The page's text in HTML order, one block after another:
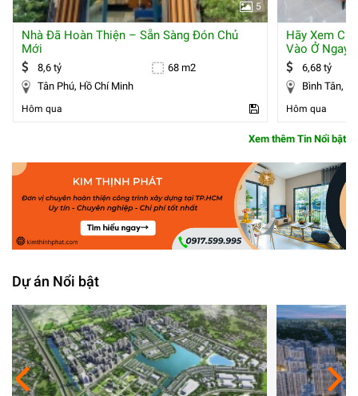
5
Nhà Đã Hoàn Thiện – Sẵn Sàng Đón Chủ
Mới
8,6 tỷ
68 m2
Tân Phú, Hồ Chí Minh
Hôm qua
Hãy Xem
Vào Ở Ngay
6,68 tỷ
Hôm qua
Xem thêm Tin Nổi bật
Dự án Nổi bật